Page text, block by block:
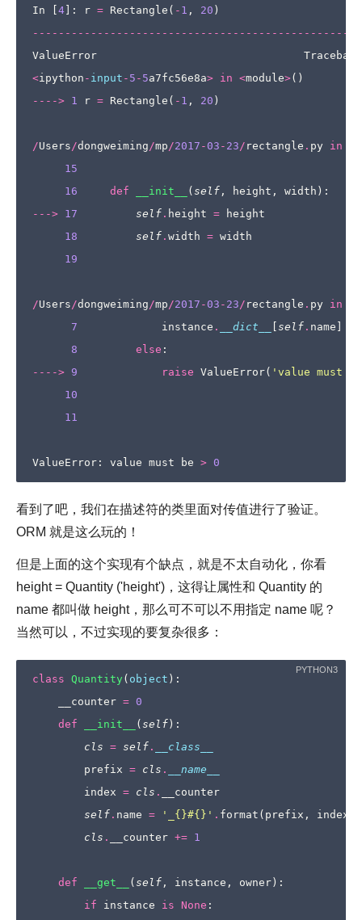
In 4 ]: r = Rectangle ( - 1 , 20 )
ValueError
Traceback
<ipython - input - 5 - 5a7fc56e8a> in <module>()
----> 1 r = Rectangle ( - 1 , 20 )
/Users/dongweiming/mp/2017 - 03 - 23/ rectangle . py in
15
16
def __init__ ( self , height , width ):
---> 17 self . height =
height
18
self . width = width
19
/Users/dongweiming/mp/2017 - 03 - 23/ rectangle . py in
7
instance . __dict__ self . name
8
else :
----> 9 raise ValueError( 'value must
10
11
ValueError : value must be > 0
看到了吧，我们在描述符的类里面对传值进行了验证。
ORM 就是这么玩的！
但是上面的这个实现有个缺点，就是不太自动化，你看
height = Quantity ('height')，这得让属性和 Quantity 的
name 都叫做 height，那么可不可以不用指定 name 呢？
当然可以，不过实现的要复杂很多：
class Quantity ( object ):
__counter = 0
def
__init__ ( self ):
cls = self .
__class__
prefix = cls .
__name__
index = cls .
__counter
self . name = '_ {}#{} ' . format ( prefix , index
cls . __counter += 1
def __get__ ( self , instance , owner ):
if
instance is None :